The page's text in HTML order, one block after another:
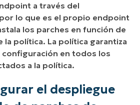
a través del
lo que es el propio endpoint
los parches en función de
la política. La política garantiza
configuración en todos los
a la política.
el despliegue